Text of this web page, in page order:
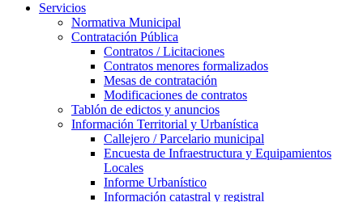
Servicios
Normativa Municipal
Contratación Pública
Contratos / Licitaciones
Contratos menores formalizados
Mesas de contratación
Modificaciones de contratos
Tablón de edictos y anuncios
Información Territorial y Urbanística
Callejero / Parcelario municipal
Encuesta de Infraestructura y Equipamientos
Locales
Informe Urbanístico
Información catastral y registral